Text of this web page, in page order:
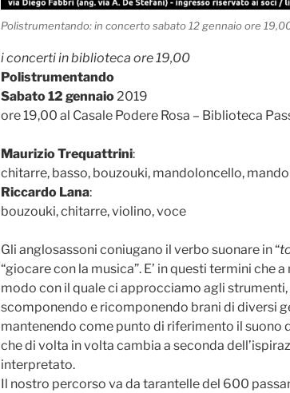
Polistrumentando: in concerto sabato 12 gennaio ore
i concerti in biblioteca ore 19,00
Polistrumentando
Sabato 12 gennaio2019
ore 19,00 al Casale Podere Rosa – Biblioteca
Maurizio Trequattrini:
chitarre, basso, bouzouki, mandoloncello,
Riccardo Lana:
bouzouki, chitarre, violino, voce
Gli anglosassoni coniugano il verbo suonare in “
“giocare con la musica”. E’ in questi termini che
modo con il quale ci approcciamo agli
scomponendo e ricomponendo brani di diversi
mantenendo come punto di riferimento il suono
che di volta in volta cambia a seconda
interpretato.
Il nostro percorso va da tarantelle del 600